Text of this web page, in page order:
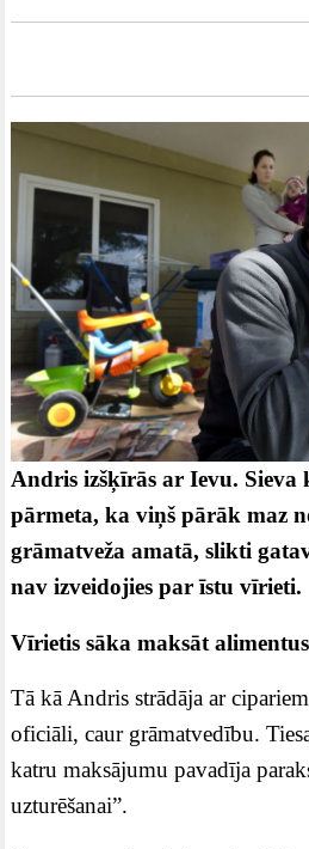
Andris izšķīrās ar Ievu.
pārmeta, ka viņš pārāk maz
grāmatveža amatā, slikti
nav izveidojies par īstu vīrieti.
Vīrietis sāka maksāt
Tā kā Andris strādāja ar
oficiāli, caur grāmatvedību.
katru maksājumu pavadīja
uzturēšanai”.